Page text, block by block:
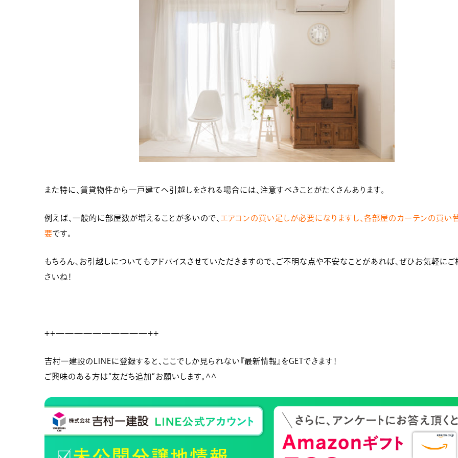
また特に、賃貸物件から一戸建てへ引越しをされる場合には、注意すべきことがたくさんあります。
例えば、一般的に部屋数が増えることが多いので、 エアコンの買い足しが必要になりますし、各部屋のカーテンの買い
要です。
もちろん、お引越しについてもアドバイスさせていただきますので、ご不明な点や不安なことがあれば、ぜひお気軽にご
さいね！
++——————————++
吉村一建設のLINEに登録すると、ここでしか見られない『最新情報』をGETできます！
ご興味のある方は“友だち追加”お願いします。^^